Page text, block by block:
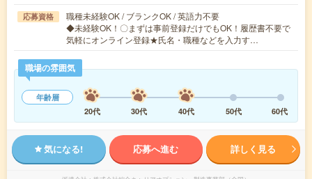
応募資格
職種未経験OK / ブランクOK / 英語力不要
◆未経験OK！〇まずは事前登録だけでもOK！履歴書不要で
気軽にオンライン登録★氏名・職種などを入力す…
職場の雰囲気
年齢層
20代
30代 40代 50代 60代
気になる! 応募へ進む 詳しく見る